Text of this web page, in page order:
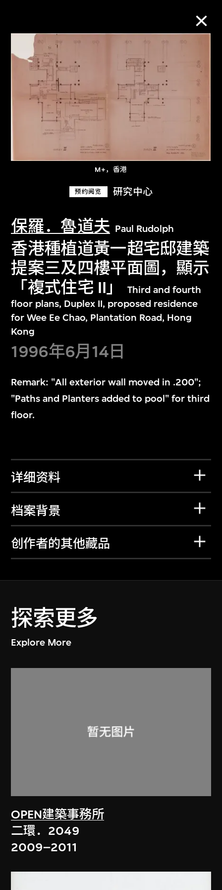
M+，香港
预约阅览 研究中心
保羅．魯道夫 Paul Rudolph
香港種植道黃一超宅邸建築
提案三及四樓平面圖，顯示
「複式住宅 II」
Third and fourth
floor plans, Duplex II, proposed residence
for Wee Ee Chao, Plantation Road, Hong
Kong
1996年6月14日
Remark: "All exterior wall moved in .200";
"Paths and Planters added to pool" for third
floor.
详细资料
档案背景
创作者的其他藏品
探索更多
Explore More
OPEN建築事務所
二環．2049
2009–2011
M+藏品
进一步筛选 搜索
关于M+藏品
探索世界顶级的二十及二十一世纪视觉